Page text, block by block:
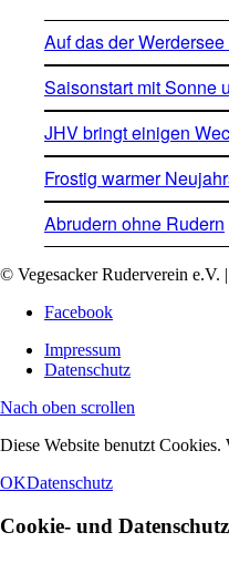
Auf das der
Saisonstart mit Sonne
JHV bringt einigen
Frostig warmer
Abrudern ohne Rudern
© Vegesacker Ruderverein e.V.
Facebook
Impressum
Datenschutz
Nach oben scrollen
Diese Website benutzt
OKDatenschutz
Cookie- und